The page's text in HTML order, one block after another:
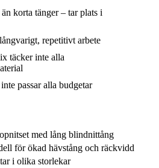
korta tänger – tar plats i
repetitivt arbete
täcker inte alla
passar alla budgetar
med lång blindnittång
för ökad hävstång och räckvidd
i olika storlekar